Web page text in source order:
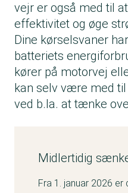
vejr er også med til
effektivitet og øge
Dine kørselsvaner
batteriets
kører på motorvej
kan selv være med
ved b.la. at tænke
Midlertidig
Fra 1. januar 2026 er